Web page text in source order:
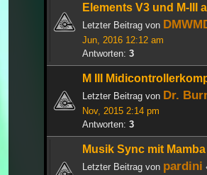
Elements V3 und M-III
Letzter Beitrag von
Jun, 2016 12:12 am
Antworten: 3
M III
Letzter Beitrag von Dr.
Nov, 2015 2:14 pm
Antworten: 3
Musik Sync mit Mamba
Letzter Beitrag von pardini